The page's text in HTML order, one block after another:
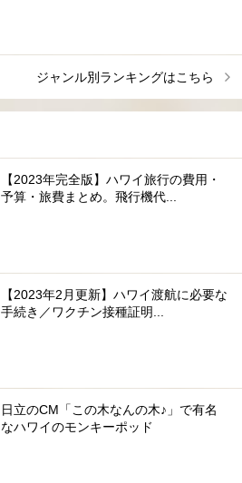
ジャンル別ランキングはこちら
【2023年完全版】ハワイ旅行の費用・
予算・旅費まとめ。飛行機代...
【2023年2月更新】ハワイ渡航に必要な
手続き／ワクチン接種証明...
日立のCM「この木なんの木♪」で有名
なハワイのモンキーポッド